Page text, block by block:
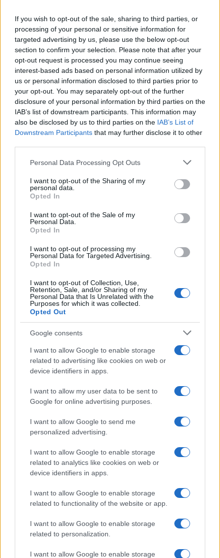
If you wish to opt-out of the sale, sharing to third parties, or
processing of your personal or sensitive information for
targeted advertising by us, please use the below opt-out
section to confirm your selection. Please note that after your
opt-out request is processed you may continue seeing
interest-based ads based on personal information utilized by
us or personal information disclosed to third parties prior to
your opt-out. You may separately opt-out of the further
disclosure of your personal information by third parties on the
IAB’s list of downstream participants. This information may
also be disclosed by us to third parties on the IAB’s List of
Downstream Participants that may further disclose it to other
Please note that this website/app uses one or more Google
not limited to your visit or usage behaviour. You may click to
grant or deny consent to Google and its third-party tags to
use your data for below specified purposes in below Google
consent section.
Personal Data Processing Opt Outs
I want to opt-out of the Sharing of my
personal data.
Opted In
I want to opt-out of the Sale of my
Personal Data.
Opted In
I want to opt-out of processing my
Personal Data for Targeted Advertising.
Opted In
I want to opt-out of Collection, Use,
Retention, Sale, and/or Sharing of my
Personal Data that Is Unrelated with the
Purposes for which it was collected.
Opted Out
Google consents
I want to allow Google to enable storage
related to advertising like cookies on web or
device identifiers in apps.
I want to allow my user data to be sent to
Google for online advertising purposes.
I want to allow Google to send me
personalized advertising.
I want to allow Google to enable storage
related to analytics like cookies on web or
device identifiers in apps.
I want to allow Google to enable storage
related to functionality of the website or app.
I want to allow Google to enable storage
related to personalization.
I want to allow Google to enable storage
Vuoi rimuovere le pubblicità nazionali?
Puoi abbonarti a soli € 1,10 al mese
cliccandoqui
Puoi effettuare l'accesso andando nella
sezioneLogin
cliccando
Notizie Olbia
Vasco Olbia
Vasco Santa Teresa
Vasco Sardegna
Inviaci le tue segnalazioni,
i tuoi video e le tue foto
345 356 7512
Notizie in tempo reale?
Entra nel canale telegram di
GalluraOggi.it
Ricevi le nostre ultime news
Condividi l'articolo
F T PiW